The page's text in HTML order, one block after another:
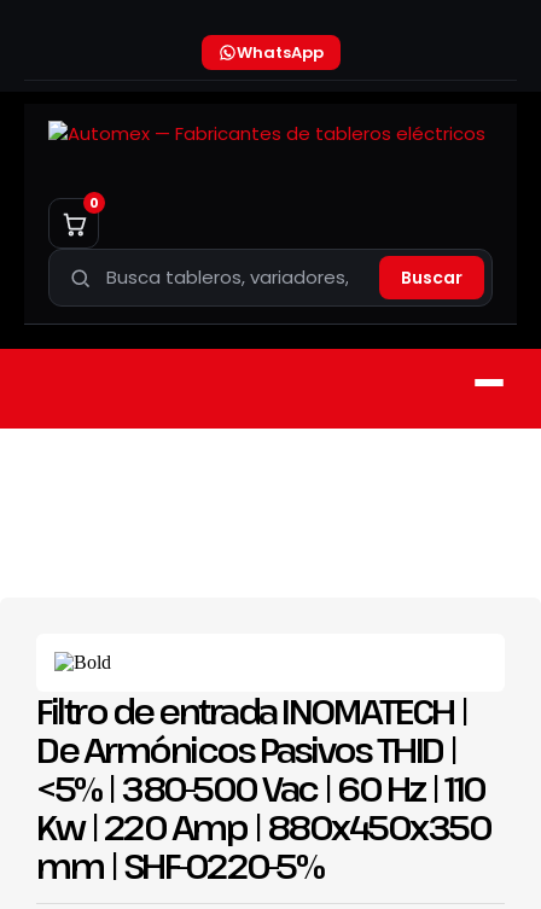
WhatsApp
Buscar
0
Filtro de entrada INOMATECH |
De Armónicos Pasivos THID |
<5% | 380-500 Vac | 60 Hz | 110
Kw | 220 Amp | 880x450x350
mm | SHF-0220-5%